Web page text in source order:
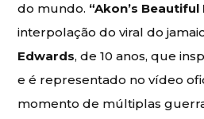
do mundo. “Akon’s Beautiful
interpolação do viral do
Edwards, de 10 anos, que
e é representado no vídeo
momento de múltiplas